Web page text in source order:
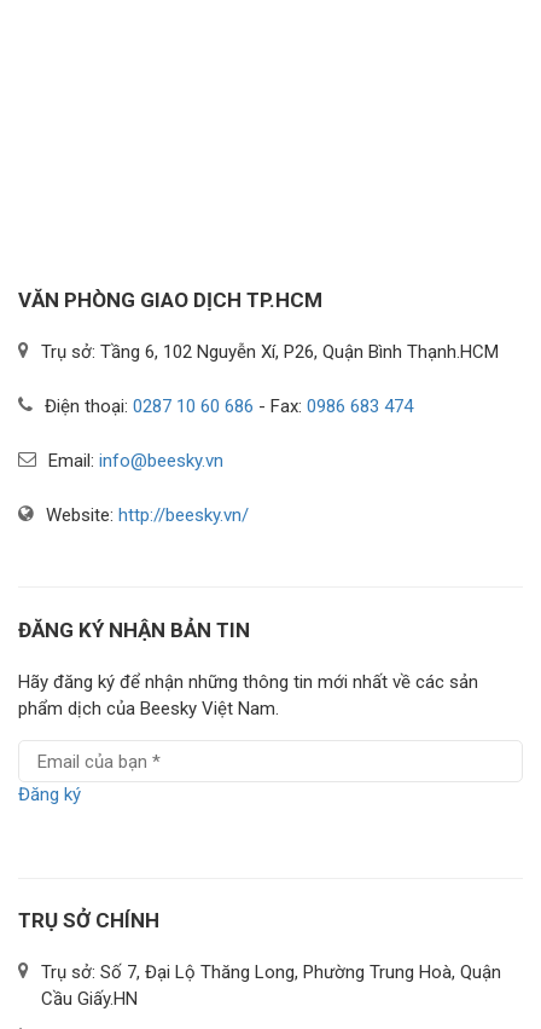
VĂN PHÒNG GIAO DỊCH TP.HCM
Trụ sở: Tầng 6, 102 Nguyễn Xí, P26, Quận Bình Thạnh.HCM
Điện thoại: 0287 10 60 686 - Fax: 0986 683 474
Email: info@beesky.vn
Website: http://beesky.vn/
ĐĂNG KÝ NHẬN BẢN TIN
Hãy đăng ký để nhận những thông tin mới nhất về các sản
phẩm dịch của Beesky Việt Nam.
Đăng ký
TRỤ SỞ CHÍNH
Trụ sở: Số 7, Đại Lộ Thăng Long, Phường Trung Hoà, Quận
Cầu Giấy.HN